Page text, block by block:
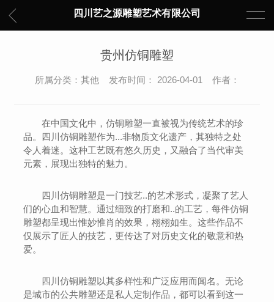
四川艺之源雕塑艺术有限公司
贵州仿铜雕塑
所属分类：其他 发布时间： 2026-04-01 作者：
在中国文化中，仿铜雕塑一直被视为传统艺术的珍
品。四川仿铜雕塑作为...非物质文化遗产，其独特之处
令人着迷。这种工艺既有悠久历史，又融合了当代审美
元素，展现出独特的魅力。
四川仿铜雕塑是一门技艺..的艺术形式，凝聚了艺人
们的心血和智慧。通过细致的打磨和..的工艺，每件仿铜
雕塑都呈现出惟妙惟肖的效果，栩栩如生。这些作品不
仅展示了匠人的技艺，更传达了对历史文化的敬意和热
爱。
四川仿铜雕塑以其多样性和广泛应用而闻名。无论
是城市的公共雕塑还是私人定制作品，都可以看到这一